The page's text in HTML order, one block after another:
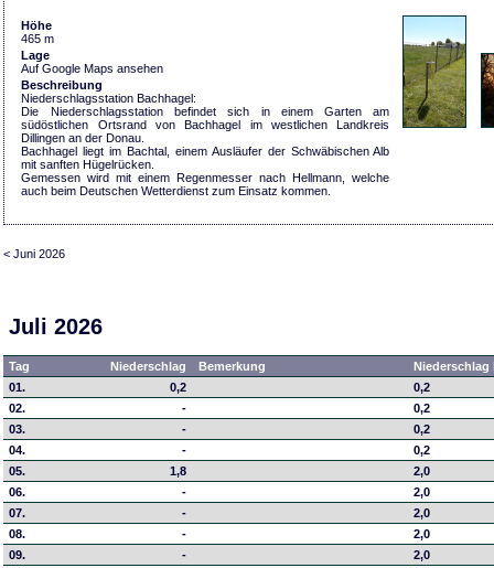
Höhe
465 m
Lage
Auf Google Maps ansehen
Beschreibung
Niederschlagsstation Bachhagel:
Die Niederschlagsstation befindet sich in einem Garten am
südöstlichen Ortsrand von Bachhagel im westlichen Landkreis
Dillingen an der Donau.
Bachhagel liegt im Bachtal, einem Ausläufer der Schwäbischen Alb
mit sanften Hügelrücken.
Gemessen wird mit einem Regenmesser nach Hellmann, welche
auch beim Deutschen Wetterdienst zum Einsatz kommen.
< Juni 2026
Juli 2026
Tag Niederschlag Bemerkung
01.
0,2
0,2
02.
-
0,2
03.
-
0,2
04.
-
0,2
05.
1,8
2,0
06.
-
2,0
07.
-
2,0
08.
-
2,0
09.
-
2,0